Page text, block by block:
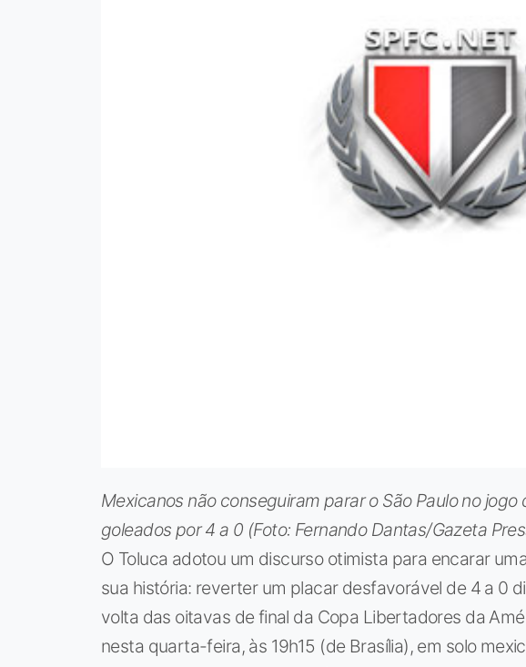
Mexicanos não conseguiram parar o São Paulo no
goleados por 4 a 0 (Foto: Fernando Dantas/Gazeta
O Toluca adotou um discurso otimista para encarar
sua história: reverter um placar desfavorável de 4 a 0
volta das oitavas de final da Copa Libertadores da
nesta quarta-feira, às 19h15 (de Brasília), em solo